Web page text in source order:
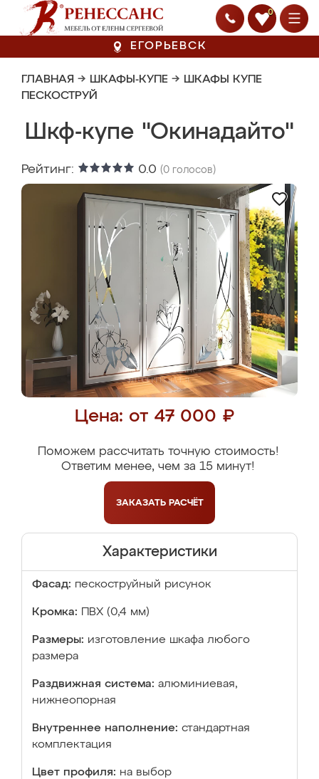
0
ЕГОРЬЕВСК
ГЛАВНАЯ → ШКАФЫ-КУПЕ → ШКАФЫ КУПЕ
ПЕСКОСТРУЙ
Шкф-купе "Окинадайто"
Рейтинг: 0.0 (0 голосов)
Цена: от 47 000 ₽
Поможем рассчитать точную стоимость!
Ответим менее, чем за 15 минут!
ЗАКАЗАТЬ РАСЧЁТ
Характеристики
Фасад: пескоструйный рисунок
Кромка: ПВХ (0,4 мм)
Размеры: изготовление шкафа любого
размера
Раздвижная система: алюминиевая,
нижнеопорная
Внутреннее наполнение: стандартная
комплектация
Цвет профиля: на выбор